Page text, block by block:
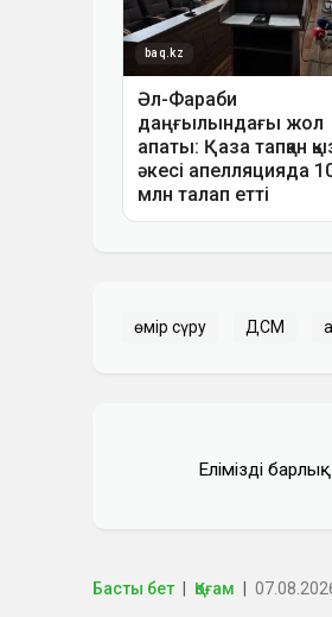
өмір сүру ДСМ
Еліміздің
Басты бет Қоғам